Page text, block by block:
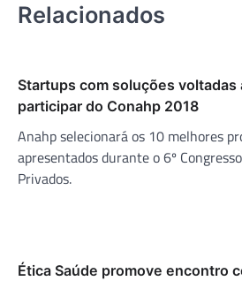
Relacionados
Startups com soluções voltadas
participar do Conahp 2018
Anahp selecionará os 10 melhores
apresentados durante o 6º
Privados.
Ética Saúde promove encontro